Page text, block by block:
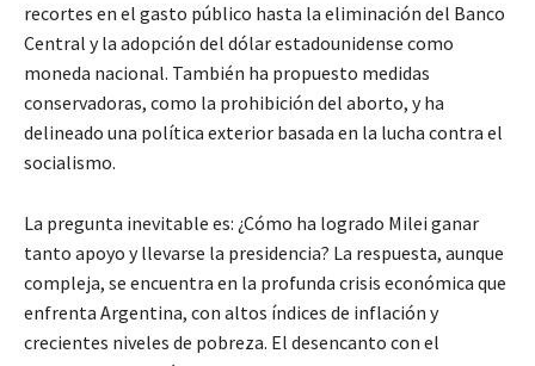
recortes en el gasto público hasta la eliminación del Banco
Central y la adopción del dólar estadounidense como
moneda nacional. También ha propuesto medidas
conservadoras, como la prohibición del aborto, y ha
delineado una política exterior basada en la lucha contra el
socialismo.
La pregunta inevitable es: ¿Cómo ha logrado Milei ganar
tanto apoyo y llevarse la presidencia? La respuesta, aunque
compleja, se encuentra en la profunda crisis económica que
enfrenta Argentina, con altos índices de inflación y
crecientes niveles de pobreza. El desencanto con el